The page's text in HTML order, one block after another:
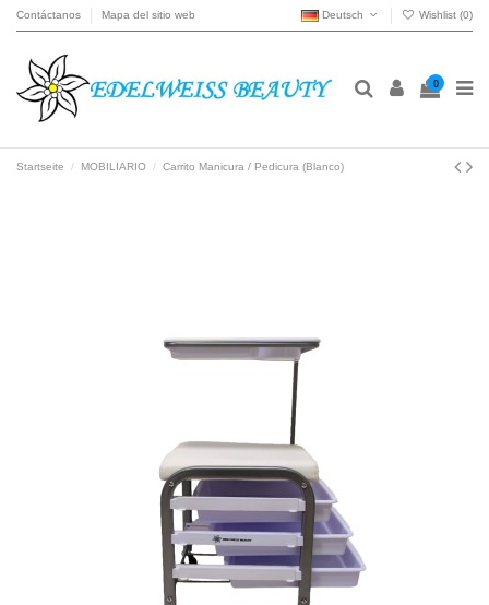
Contáctanos Mapa del sitio web Deutsch Wishlist (0)
0
Startseite MOBILIARIO Carrito Manicura / Pedicura (Blanco)